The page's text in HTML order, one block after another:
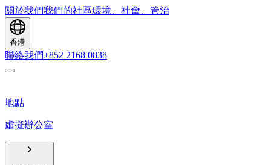
關於我們我們的社區環境、社會、管治
香港
聯絡我們+852 2168 0838
地點
虛擬辦公室